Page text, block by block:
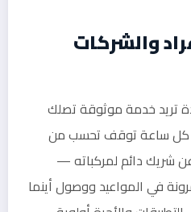
والشركات
تريد خدمة موثوقة تصلك
كل ساعة توقف تحسب من
شريك دائم لمركباته —
في المواعيد ووصول أينما